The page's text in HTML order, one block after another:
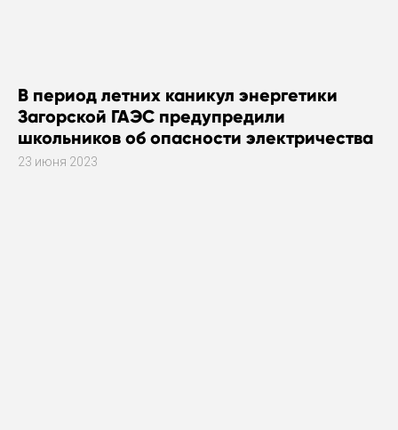
В период летних каникул энергетики
Загорской ГАЭС предупредили
школьников об опасности электричества
23 июня 2023